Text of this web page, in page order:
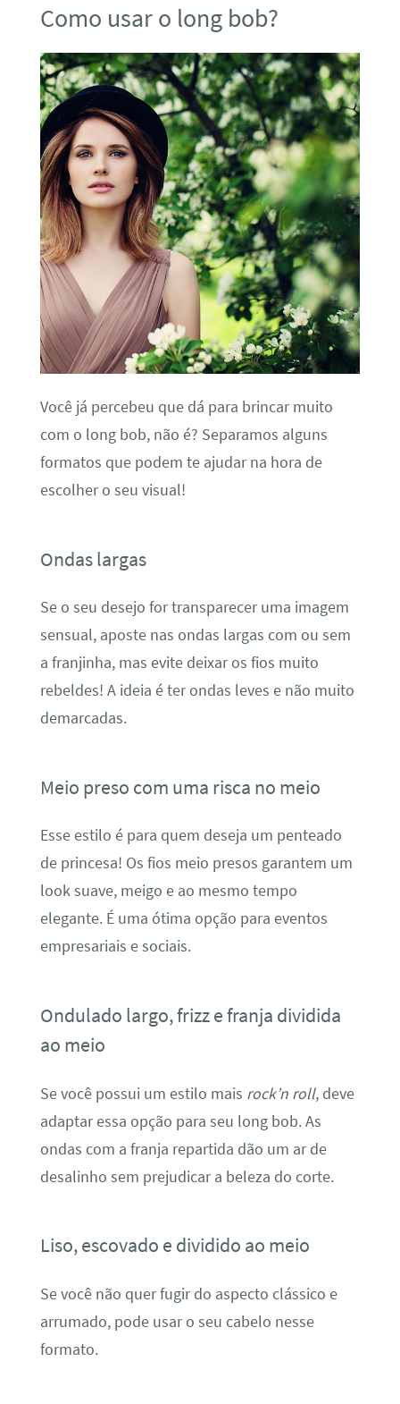
Como usar o long bob?
Você já percebeu que dá para brincar muito
com o long bob, não é? Separamos alguns
formatos que podem te ajudar na hora de
escolher o seu visual!
Ondas largas
Se o seu desejo for transparecer uma imagem
sensual, aposte nas ondas largas com ou sem
a franjinha, mas evite deixar os fios muito
rebeldes! A ideia é ter ondas leves e não muito
demarcadas.
Meio preso com uma risca no meio
Esse estilo é para quem deseja um penteado
de princesa! Os fios meio presos garantem um
look suave, meigo e ao mesmo tempo
elegante. É uma ótima opção para eventos
empresariais e sociais.
Ondulado largo, frizz e franja dividida
ao meio
Se você possui um estilo mais rock’n roll, deve
adaptar essa opção para seu long bob. As
ondas com a franja repartida dão um ar de
desalinho sem prejudicar a beleza do corte.
Liso, escovado e dividido ao meio
Se você não quer fugir do aspecto clássico e
arrumado, pode usar o seu cabelo nesse
formato.